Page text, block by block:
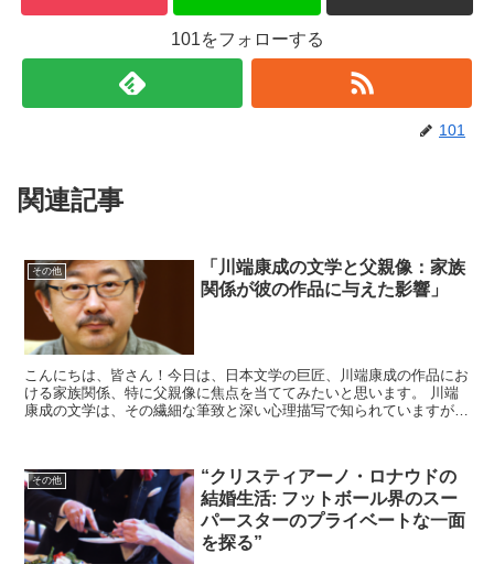
101をフォローする
101
関連記事
その他
「川端康成の文学と父親像：家族
関係が彼の作品に与えた影響」
こんにちは、皆さん！今日は、日本文学の巨匠、川端康成の作品にお
ける家族関係、特に父親像に焦点を当ててみたいと思います。 川端
康成の文学は、その繊細な筆致と深い心理描写で知られていますが、
その他
“クリスティアーノ・ロナウドの
結婚生活: フットボール界のスー
パースターのプライベートな一面
を探る”